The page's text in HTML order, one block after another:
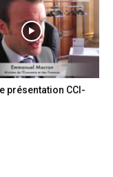
présentation CCI-